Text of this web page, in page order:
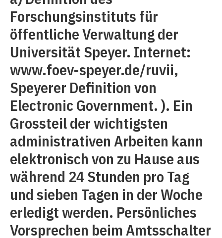
Forschungsinstituts für
öffentliche Verwaltung der
Universität Speyer. Internet:
www.foev-speyer.de/ruvii,
Speyerer Definition von
Electronic Government. ). Ein
Grossteil der wichtigsten
administrativen Arbeiten kann
elektronisch von zu Hause aus
während 24 Stunden pro Tag
und sieben Tagen in der Woche
erledigt werden. Persönliches
Vorsprechen beim Amtsschalter